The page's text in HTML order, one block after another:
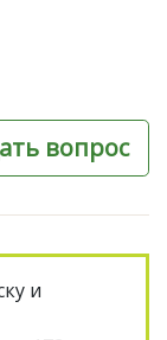
вопрос
и